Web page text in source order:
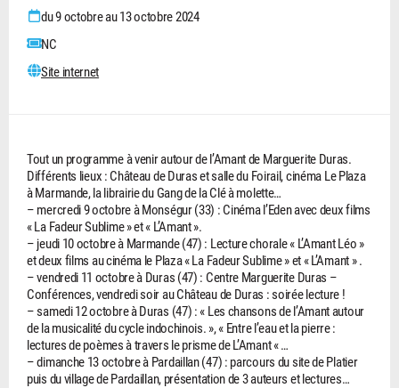
du 9 octobre au 13 octobre 2024
NC
Site internet
Tout un programme à venir autour de l’Amant de Marguerite Duras.
Différents lieux : Château de Duras et salle du Foirail, cinéma Le Plaza
à Marmande, la librairie du Gang de la Clé à molette…
– mercredi 9 octobre à Monségur (33) : Cinéma l’Eden avec deux films
« La Fadeur Sublime » et « L’Amant ».
– jeudi 10 octobre à Marmande (47) : Lecture chorale « L’Amant Léo »
et deux films au cinéma le Plaza « La Fadeur Sublime » et « L’Amant » .
– vendredi 11 octobre à Duras (47) : Centre Marguerite Duras –
Conférences, vendredi soir au Château de Duras : soirée lecture !
– samedi 12 octobre à Duras (47) : « Les chansons de l’Amant autour
de la musicalité du cycle indochinois. », « Entre l’eau et la pierre :
lectures de poèmes à travers le prisme de L’Amant « …
– dimanche 13 octobre à Pardaillan (47) : parcours du site de Platier
puis du village de Pardaillan, présentation de 3 auteurs et lectures…